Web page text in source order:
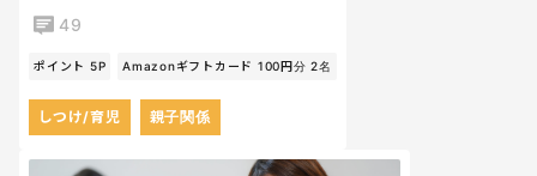
49
ポイント 5P Amazonギフトカード 100円分 2名
しつけ/育児 親子関係